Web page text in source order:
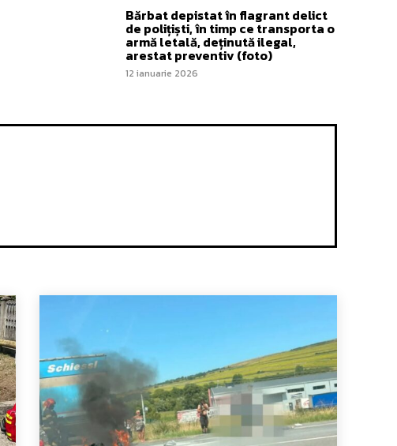
Bărbat depistat în flagrant delict
de polițiști, în timp ce transporta o
armă letală, deținută ilegal,
arestat preventiv (foto)
12 ianuarie 2026